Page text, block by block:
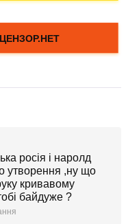
росія і наролд
утворення ,ну що
кривавому
байдуже ?